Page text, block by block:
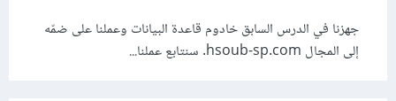
جهزنا في الدرس السابق خادوم قاعدة البيانات وعملنا على ضمّه
إلى المجال hsoub-sp.com. سنتابع عملنا...